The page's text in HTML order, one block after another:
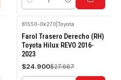
Cantidad
-10%
OFF
81550-0k270 Toyota
Farol Trasero Derecho (RH)
Toyota Hilux REVO 2016-
2023
$24.900$27.667